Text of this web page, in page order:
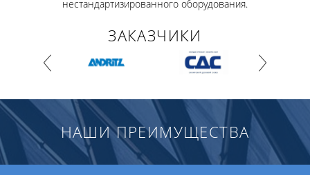
нестандартизированного оборудования.
ЗАКАЗЧИКИ
НАШИ ПРЕИМУЩЕСТВА